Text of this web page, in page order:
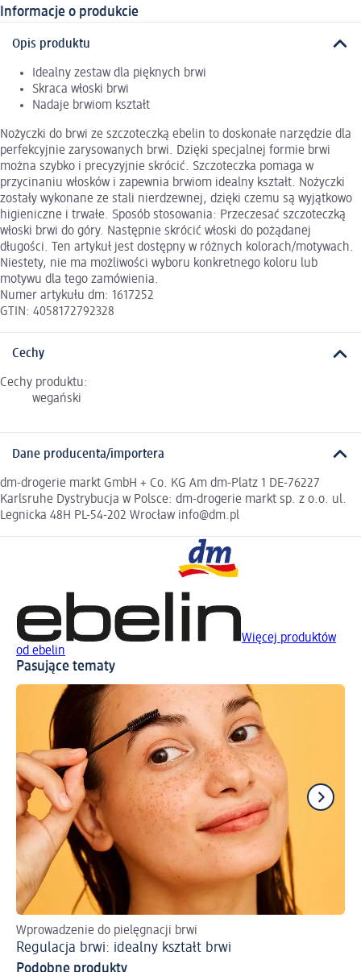
Informacje o produkcie
Opis produktu
Idealny zestaw dla pięknych brwi
Skraca włoski brwi
Nadaje brwiom kształt
Nożyczki do brwi ze szczoteczką ebelin to doskonałe narzędzie dla
perfekcyjnie zarysowanych brwi. Dzięki specjalnej formie brwi
można szybko i precyzyjnie skrócić. Szczoteczka pomaga w
przycinaniu włosków i zapewnia brwiom idealny kształt. Nożyczki
zostały wykonane ze stali nierdzewnej, dzięki czemu są wyjątkowo
higieniczne i trwałe. Sposób stosowania: Przeczesać szczoteczką
włoski brwi do góry. Następnie skrócić włoski do pożądanej
długości. Ten artykuł jest dostępny w różnych kolorach/motywach.
Niestety, nie ma możliwości wyboru konkretnego koloru lub
motywu dla tego zamówienia.
Numer artykułu dm: 1617252
GTIN: 4058172792328
Cechy
Cechy produktu:
wegański
Dane producenta/importera
dm-drogerie markt GmbH + Co. KG Am dm-Platz 1 DE-76227
Karlsruhe Dystrybucja w Polsce: dm-drogerie markt sp. z o.o. ul.
Legnicka 48H PL-54-202 Wrocław info@dm.pl
Więcej produktów
od ebelin
Pasujące tematy
Wprowadzenie do pielęgnacji brwi
Regulacja brwi: idealny kształt brwi
Podobne produkty